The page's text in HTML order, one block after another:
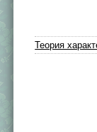
Теория